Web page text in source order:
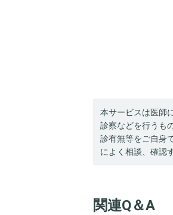
本サービスは医師
診察などを行うも
診有無等をご自身
によく相談、確認
関連Q＆A